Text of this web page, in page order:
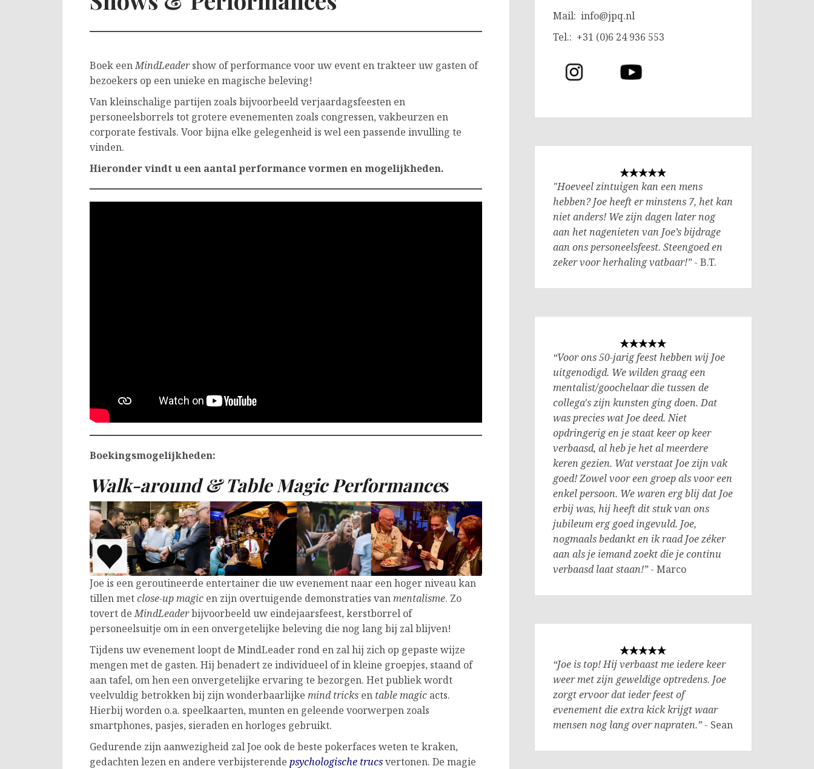
Boek eenMindLeadershow of performance voor uw event en trakteer uw gasten of
bezoekers op een unieke en magische beleving!
Van kleinschalige partijen zoals bijvoorbeeld verjaardagsfeesten en
personeelsborrels tot grotere evenementen zoals congressen, vakbeurzen en
corporate festivals. Voor bijna elke gelegenheid is wel een passende invulling te
vinden.
Hieronder vindt u een aantal performance vormen en mogelijkheden.
Boekingsmogelijkheden:
Walk-around & Table Magic Performances
Joe is een geroutineerde entertainer die uw evenement naar een hoger niveau kan
tillen metclose-up magic en zijn overtuigende demonstraties vanmentalisme. Zo
tovert deMindLeaderbijvoorbeeld uw eindejaarsfeest, kerstborrel of
personeelsuitje om in een onvergetelijke beleving die nog lang bij zal blijven!
Tijdens uw evenement loopt de MindLeader rond en zal hij zich op gepaste wijze
mengen met de gasten. Hij benadert ze individueel of in kleine groepjes, staand of
aan tafel, om hen een onvergetelijke ervaring te bezorgen. Het publiek wordt
veelvuldig betrokken bij zijn wonderbaarlijke mind tricks en table magic acts.
Hierbij worden o.a. speelkaarten, munten en geleende voorwerpen zoals
smartphones, pasjes, sieraden en horloges gebruikt.
Gedurende zijn aanwezigheid zal Joe ook de beste pokerfaces weten te kraken,
gedachten lezen en andere verbijsterende psychologische trucsvertonen. De magie
Mail: info@jpq.nl
Tel.: +31 (0)6 24 936 553
"Hoeveel zintuigen kan een mens
hebben? Joe heeft er minstens 7, het kan
niet anders! We zijn dagen later nog
aan het nagenieten van Joe’s bijdrage
aan ons personeelsfeest. Steengoed en
zeker voor herhaling vatbaar!”- B.T.
“Voor ons 50-jarig feest hebben wij Joe
uitgenodigd. We wilden graag een
mentalist/goochelaar die tussen de
collega's zijn kunsten ging doen. Dat
was precies wat Joe deed. Niet
opdringerig en je staat keer op keer
verbaasd, al heb je het al meerdere
keren gezien. Wat verstaat Joe zijn vak
goed! Zowel voor een groep als voor een
enkel persoon. We waren erg blij dat Joe
erbij was, hij heeft dit stuk van ons
jubileum erg goed ingevuld. Joe,
nogmaals bedankt en ik raad Joe zéker
aan als je iemand zoekt die je continu
verbaasd laat staan!”- Marco
“Joe is top! Hij verbaast me iedere keer
weer met zijn geweldige optredens. Joe
zorgt ervoor dat ieder feest of
evenement die extra kick krijgt waar
mensen nog lang over napraten.”- Sean